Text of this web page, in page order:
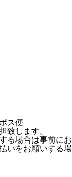
ス便
致します。
る場合は事前にお
いをお願いする場